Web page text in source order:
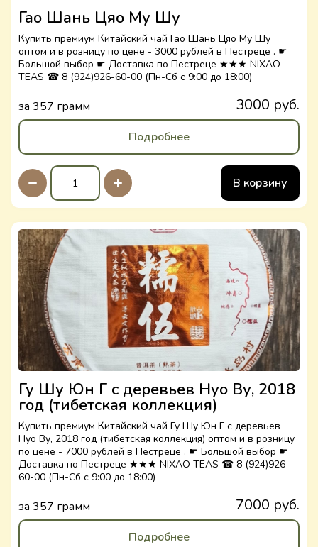
Гао Шань Цяо Му Шу
Купить премиум Китайский чай Гао Шань Цяо Му Шу
оптом и в розницу по цене - 3000 рублей в Пестреце . ☛
Большой выбор ☛ Доставка по Пестреце ★★★ NIXAO
TEAS ☎ 8 (924)926-60-00 (Пн-Сб с 9:00 до 18:00)
за 357 грамм 3000 руб.
Подробнее
В корзину
Гу Шу Юн Г с деревьев Нуо Ву, 2018
год (тибетская коллекция)
Купить премиум Китайский чай Гу Шу Юн Г с деревьев
Нуо Ву, 2018 год (тибетская коллекция) оптом и в розницу
по цене - 7000 рублей в Пестреце . ☛ Большой выбор ☛
Доставка по Пестреце ★★★ NIXAO TEAS ☎ 8 (924)926-
60-00 (Пн-Сб с 9:00 до 18:00)
за 357 грамм 7000 руб.
Подробнее